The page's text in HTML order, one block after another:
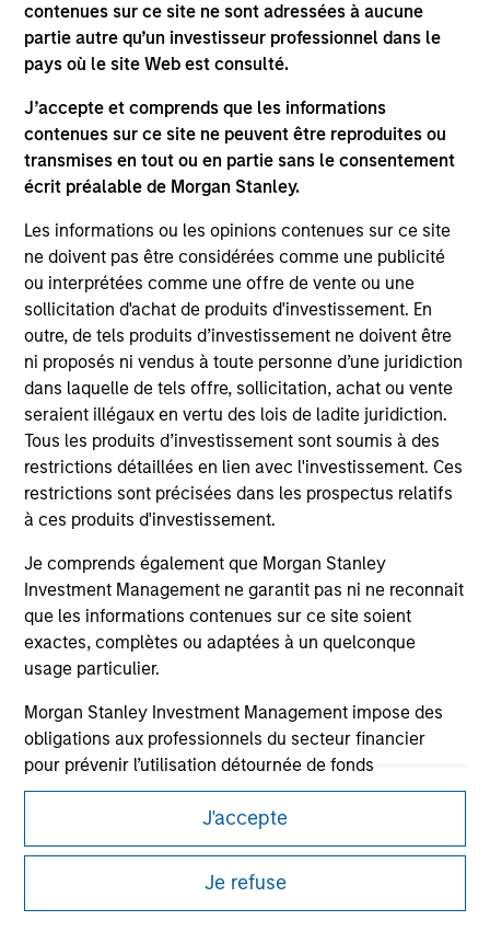
contenues sur ce site ne sont adressées à aucune
partie autre qu’un investisseur professionnel dans le
pays où le site Web est consulté.
J’accepte et comprends que les informations
contenues sur ce site ne peuvent être reproduites ou
transmises en tout ou en partie sans le consentement
écrit préalable de Morgan Stanley.
Les informations ou les opinions contenues sur ce site
ne doivent pas être considérées comme une publicité
ou interprétées comme une offre de vente ou une
sollicitation d'achat de produits d'investissement. En
outre, de tels produits d’investissement ne doivent être
ni proposés ni vendus à toute personne d’une juridiction
dans laquelle de tels offre, sollicitation, achat ou vente
seraient illégaux en vertu des lois de ladite juridiction.
Tous les produits d’investissement sont soumis à des
restrictions détaillées en lien avec l'investissement. Ces
restrictions sont précisées dans les prospectus relatifs
à ces produits d'investissement.
Je comprends également que Morgan Stanley
Investment Management ne garantit pas ni ne reconnait
que les informations contenues sur ce site soient
exactes, complètes ou adaptées à un quelconque
usage particulier.
Morgan Stanley Investment Management impose des
obligations aux professionnels du secteur financier
pour prévenir l’utilisation détournée de fonds
d’investissement à des fins de blanchiment de capitaux,
y compris des procédures permettant l'identification
des abonnés et la réalisation de vérifications, ainsi que
d'autres contrôles de sécurité pertinents.
Je reconnais qu'aucune entité de Morgan Stanley
J'accepte
Je refuse
May not represent all Team Members.
The information on this page is for informational
purposes only. The information contained herein does
not constitute and should not be construed as an
offering of advisory services or an offer to sell or a
solicitation of an offer to buy any securities in any
jurisdiction in which such offer or solicitation,
purchase or sale would be unlawful under the
All investing involves risks, including a loss of principal.
Please refer to the strategy detail page for important
information on the strategy, including additional risk
considerations.
Morgan Stanley
This is a Marketing Communication.
It is important that users read the Terms of Use before
proceeding as it explains certain legal and regulatory